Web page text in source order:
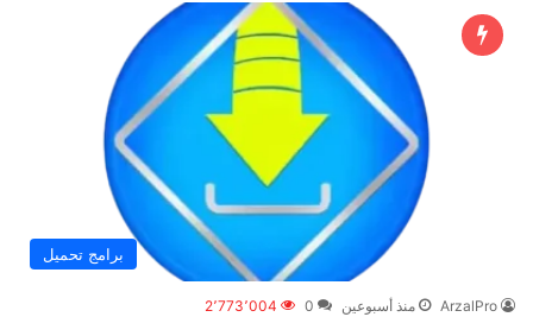
برامج تحميل
ArzalPro منذ أسبوعين 0 2٬773٬004